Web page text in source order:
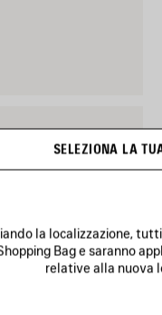
SELEZIONA LA
la localizzazione,
Bag e saranno
relative alla nuova